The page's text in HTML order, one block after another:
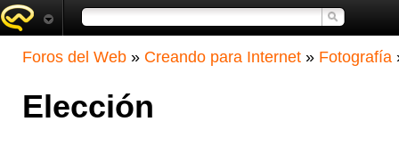
Foros del Web » Creando para Internet » Fotografía
Elección